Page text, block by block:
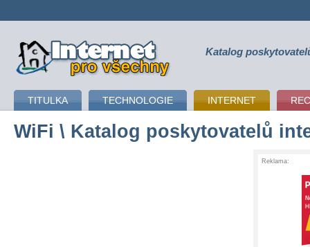
připojení k internetu Katalog
TITULKA TECHNOLOGIE INTERNET
WiFi \ Katalog poskytovatelů
Reklama: